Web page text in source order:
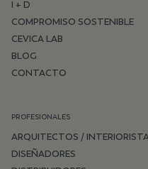
I + D
COMPROMISO SOSTENIBLE
CEVICA LAB
BLOG
CONTACTO
PROFESIONALES
ARQUITECTOS /
DISEÑADORES